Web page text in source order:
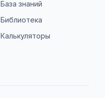
База знаний
Библиотека
Калькуляторы